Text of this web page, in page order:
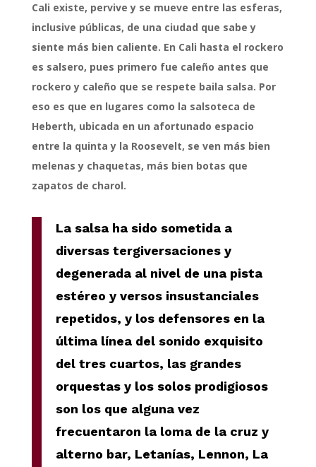
Cali existe, pervive y se mueve entre las esferas,
inclusive públicas, de una ciudad que sabe y
siente más bien caliente. En Cali hasta el rockero
es salsero, pues primero fue caleño antes que
rockero y caleño que se respete baila salsa. Por
eso es que en lugares como la salsoteca de
Heberth, ubicada en un afortunado espacio
entre la quinta y la Roosevelt, se ven más bien
melenas y chaquetas, más bien botas que
zapatos de charol.
La salsa ha sido sometida a
diversas tergiversaciones y
degenerada al nivel de una pista
estéreo y versos insustanciales
repetidos, y los defensores en la
última línea del sonido exquisito
del tres cuartos, las grandes
orquestas y los solos prodigiosos
son los que alguna vez
frecuentaron la loma de la cruz y
alterno bar, Letanías, Lennon, La